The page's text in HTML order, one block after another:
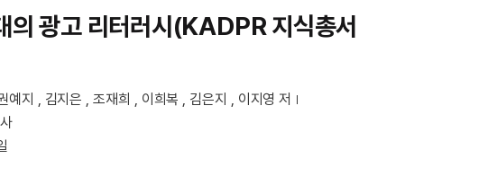
의 광고 리터러시(KADPR 지식총서
예지 , 김지은 , 조재희 , 이희복 , 김은지 , 이지영 저